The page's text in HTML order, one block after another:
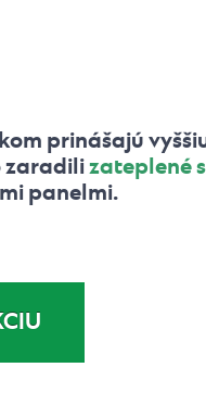
prinášajú
zaradilizateplené
panelmi.